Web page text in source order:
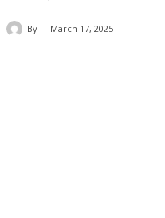
By March 17, 2025